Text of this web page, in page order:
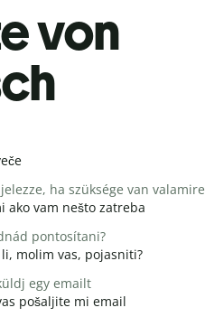
von
ha szüksége van valamire
ako vam nešto zatreba
pontosítani?
molim vas, pojasniti?
egy emailt
pošaljite mi email